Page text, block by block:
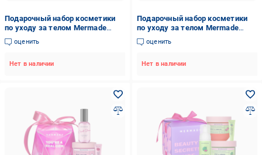
Подарочный набор косметики
по уходу за телом Mermade
Diamond Wanderlust 5в1 для
женщин
оценить
Нет в наличии
Подарочный набор косметики
по уходу за телом Mermade
Diamond Love Your Diamond 3в1
для женщин
оценить
Нет в наличии